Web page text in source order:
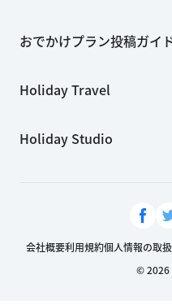
おでかけプラン投稿ガイ
Holiday Travel
Holiday Studio
会社概要利用規約個人情報の取
© 2026